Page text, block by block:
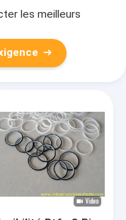
les meilleurs